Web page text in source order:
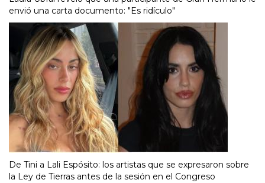
envió una carta documento: "Es ridículo"
De Tini a Lali Espósito: los artistas que se expresaron sobre
la Ley de Tierras antes de la sesión en el Congreso